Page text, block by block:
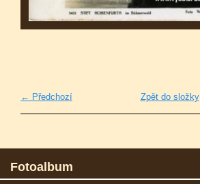
← Předchozí Zpět do složky
Fotoalbum